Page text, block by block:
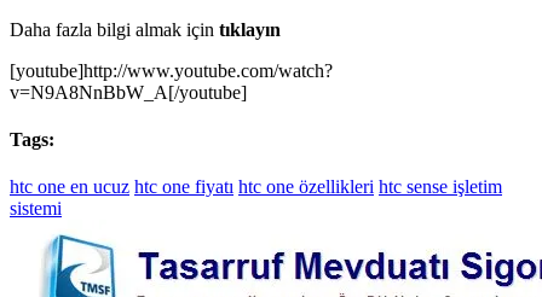
Daha fazla bilgi almak için tıklayın
[youtube]http://www.youtube.com/watch?
v=N9A8NnBbW_A[/youtube]
Tags:
htc one en ucuz htc one fiyatı htc one özellikleri htc sense işletim
sistemi